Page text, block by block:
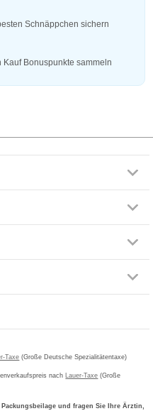
Schnäppchen sichern
Bonuspunkte sammeln
Taxe (Große Deutsche Spezialitätentaxe)
nach Lauer-Taxe (Große
und fragen Sie Ihre Ärztin,